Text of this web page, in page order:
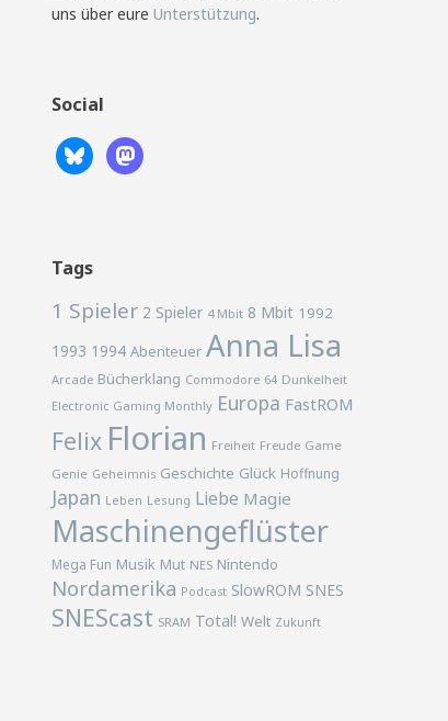
uns über eure Unterstützung.
Social
Tags
1 Spieler 2 Spieler 4 Mbit 8 Mbit 1992
1993 1994 Abenteuer Anna Lisa
Arcade Bücherklang Commodore 64 Dunkelheit
Electronic Gaming Monthly Europa FastROM
Felix Florian Freiheit Freude Game
Genie Geheimnis Geschichte Glück Hoffnung
Japan Leben Lesung Liebe Magie
Maschinengeflüster
Mega Fun Musik Mut NES Nintendo
Nordamerika Podcast SlowROM SNES
SNEScast SRAM Total! Welt Zukunft